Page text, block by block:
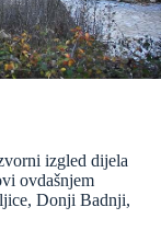
izgled dijela
ovdašnjem
Donji Badnji,